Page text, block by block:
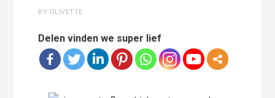
BY OLIVETTE
Delen vinden we super lief